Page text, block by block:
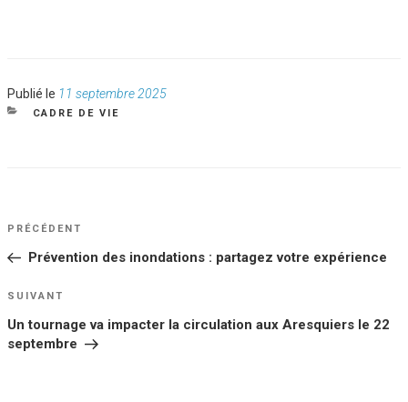
Publié le Publié
le
11 septembre 2025
CATÉGORIES
CADRE DE VIE
NAVIGATION
DE
Article
PRÉCÉDENT
Prévention des inondations : partagez votre expérience
Article
SUIVANT
Un tournage va impacter la circulation aux Aresquiers le 22
septembre